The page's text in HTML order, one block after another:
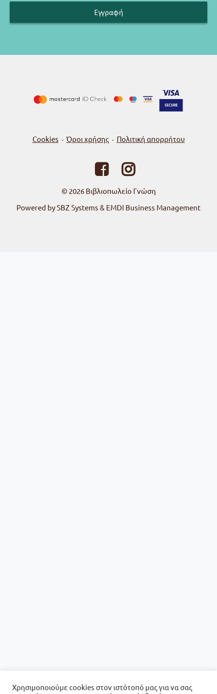
Cookies - Όροι χρήσης - Πολιτική απορρήτου
© 2026 Βιβλιοπωλείο Γνώση
Powered by SBZ Systems & EMDI Business Management
Χρησιμοποιούμε cookies στον ιστότοπό μας για να σας